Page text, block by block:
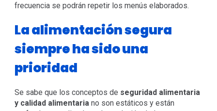
frecuencia se podrán repetir los menús elaborados.
La alimentación segura
siempre ha sido una
prioridad
Se sabe que los conceptos de seguridad alimentaria
y calidad alimentariano son estáticos y están